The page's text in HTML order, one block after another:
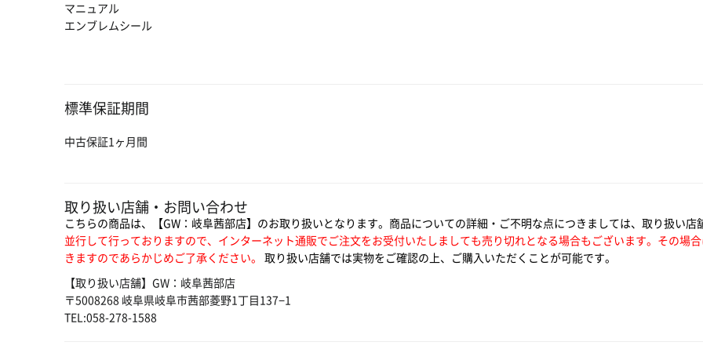
マニュアル
エンブレムシール
標準保証期間
中古保証1ヶ月間
取り扱い店舗・お問い合わせ
こちらの商品は、【GW：岐阜茜部店】のお取り扱いとなります。商品についての詳細・ご不明な点につきましては、取り扱い
並行して行っておりますので、インターネット通販でご注文をお受付いたしましても売り切れとなる場合もございます。その場
きますのであらかじめご了承ください。 取り扱い店舗では実物をご確認の上、ご購入いただくことが可能です。
【取り扱い店舗】GW：岐阜茜部店
〒5008268 岐阜県岐阜市茜部菱野1丁目137−1
TEL:058-278-1588